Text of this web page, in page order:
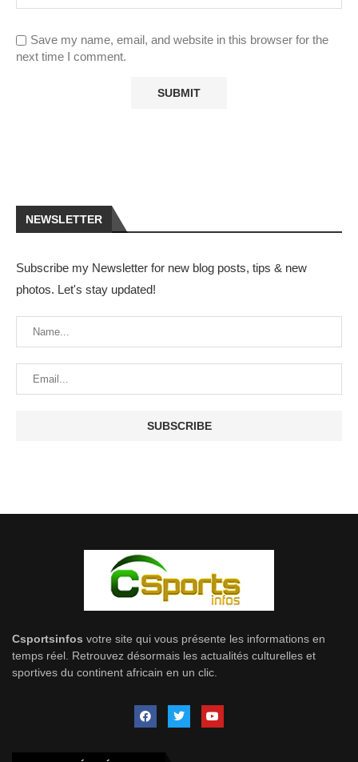
Save my name, email, and website in this browser for the
next time I comment.
NEWSLETTER
Subscribe my Newsletter for new blog posts, tips & new
photos. Let's stay updated!
Csportsinfos votre site qui vous présente les informations en
temps réel. Retrouvez désormais les actualités culturelles et
sportives du continent africain en un clic.